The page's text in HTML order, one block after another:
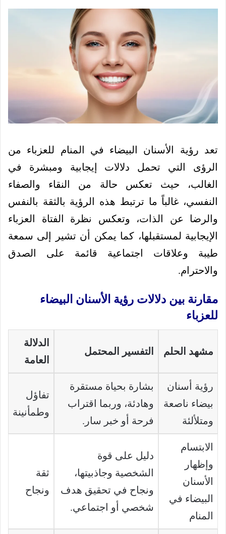
تعد رؤية الأسنان البيضاء في المنام للعزباء من
الرؤى التي تحمل دلالات إيجابية ومبشرة في
الغالب، حيث تعكس حالة من النقاء والصفاء
النفسي، غالباً ما ترتبط هذه الرؤية بالثقة بالنفس
والرضا عن الذات، وتعكس نظرة الفتاة العزباء
الإيجابية لمستقبلها، كما يمكن أن تشير إلى سمعة
طيبة وعلاقات اجتماعية قائمة على الصدق
والاحترام.
مقارنة بين دلالات رؤية الأسنان البيضاء
للعزباء
مشهد الحلم التفسير المحتمل
الدلالة
العامة
رؤية أسنان
بيضاء ناصعة
ومتلألئة
بشارة بحياة مستقرة
وهادئة، وربما اقتراب
فرحة أو خبر سار.
تفاؤل
وطمأنينة
الابتسام
وإظهار
الأسنان
البيضاء في
المنام
دليل على قوة
الشخصية وجاذبيتها،
ونجاح في تحقيق هدف
شخصي أو اجتماعي.
ثقة
ونجاح